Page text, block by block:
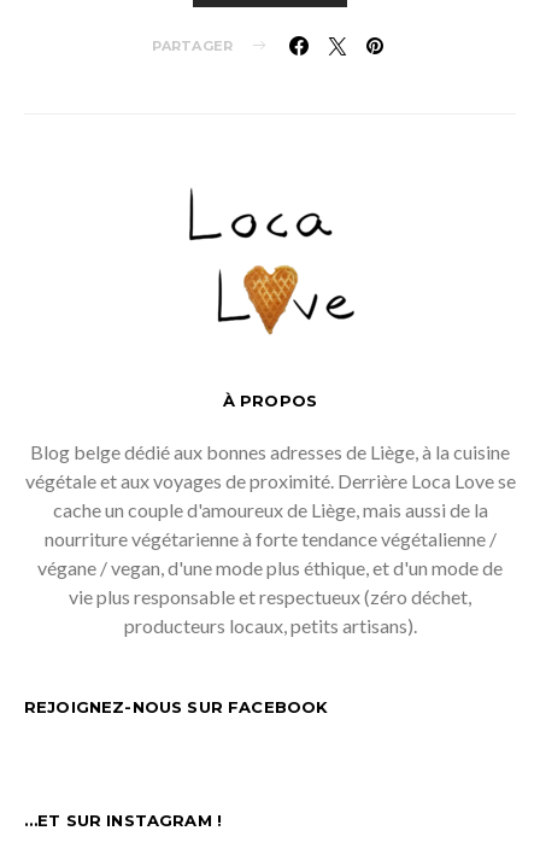
PARTAGER
À PROPOS
Blog belge dédié aux bonnes adresses de Liège, à la cuisine
végétale et aux voyages de proximité. Derrière Loca Love se
cache un couple d'amoureux de Liège, mais aussi de la
nourriture végétarienne à forte tendance végétalienne /
végane / vegan, d'une mode plus éthique, et d'un mode de
vie plus responsable et respectueux (zéro déchet,
producteurs locaux, petits artisans).
REJOIGNEZ-NOUS SUR FACEBOOK
…ET SUR INSTAGRAM !